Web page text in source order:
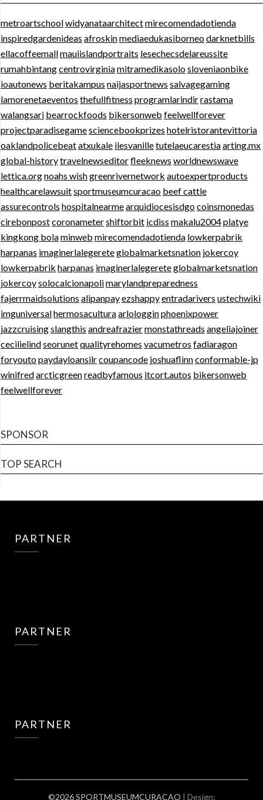
metroartschoolwidyanataarchitectmirecomendadotienda
inspiredgardenideas afroskinmediaedukasiborneodarknetbills
ellacoffeemallmauiislandportraits lesechecsdelareussite
rumahbintangcentrovirginiamitramedikasolosloveniaonbike
ioautonews beritakampus naijasportnews salvagegaming
lamorenetaeventos thefullfitness programlarindirrastama
walangsari bearrockfoods bikersonweb feelwellforever
projectparadisegamesciencebookprizes hotelristorantevittoria
oaklandpolicebeatatxukale ilesvanilletutelaeucarestiaarting.mx
global-historytravelnewseditorfleeknews worldnewswave
lettica.orgnoahs wishgreenrivernetwork autoexpertproducts
healthcarelawsuitsportmuseumcuracao beef cattle
assurecontrols hospitalnearmearquidiocesisdgocoinsmonedas
cirebonpostcoronametershiftorbit icdiss makalu2004platye
kingkong bolaminweb mirecomendadotienda lowkerpabrik
harpanas imaginerlalegereteglobalmarketsnation jokercoy
lowkerpabrik harpanas imaginerlalegereteglobalmarketsnation
jokercoysolocalcionapolimarylandpreparedness
fajerrmaidsolutions alipanpayezshappyentradarivers ustechwiki
imguniversalhermosaculturaarlologginphoenixpower
jazzcruisingslangthis andreafraziermonstathreads angeliajoiner
cecilielindseorunetqualityrehomes vacumetros fadiaragon
foryoutopaydayloansilrcoupancode joshuaflinnconformable-jp
winifredarcticgreenreadbyfamous itcort.autos bikersonweb
feelwellforever
SPONSOR
TOP SEARCH
PARTNER
PARTNER
PARTNER
©2026 SPORTMUSEUMCURACAO | Design: